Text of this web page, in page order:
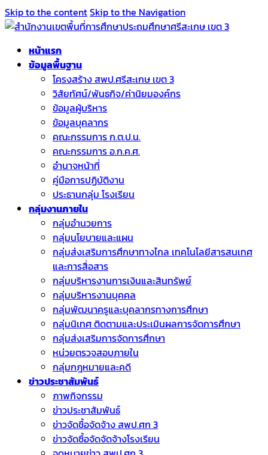
Skip to the contentSkip to the Navigation
หน้าแรก
ข้อมูลพื้นฐาน
โครงสร้าง สพป.ศรีสะเกษ เขต 3
วิสัยทัศน์/พันธกิจ/ค่านิยมองค์กร
ข้อมูลผู้บริหาร
ข้อมูลบุคลากร
คณะกรรมการ ก.ต.ป.น.
คณะกรรมการ อ.ก.ค.ศ.
อำนาจหน้าที่
คู่มือการปฏิบัติงาน
ประธานกลุ่ม โรงเรียน
กลุ่มงานภายใน
กลุ่มอำนวยการ
กลุ่มนโยบายและแผน
กลุ่มส่งเสริมการศึกษาทางไกล เทคโนโลยีสารสนเทศ
และการสื่อสาร
กลุ่มบริหารงานการเงินและสินทรัพย์
กลุ่มบริหารงานบุคคล
กลุ่มพัฒนาครูและบุคลากรทางการศึกษา
กลุ่มนิเทศ ติดตามและประเมินผลการจัดการศึกษา
กลุ่มส่งเสริมการจัดการศึกษา
หน่วยตรวจสอบภายใน
กลุ่มกฎหมายและคดี
ข่าวประชาสัมพันธ์
ภาพกิจกรรม
ข่าวประชาสัมพันธ์
ข่าวจัดชื้อจัดจ้าง สพป.ศก 3
ข่าวจัดซื้อจัดจัดจ้างโรงเรียน